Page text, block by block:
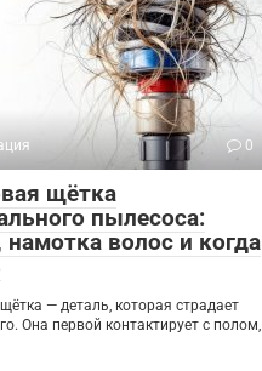
0
щётка
пылесоса:
намотка волос и когда
— деталь, которая страдает
Она первой контактирует с полом,